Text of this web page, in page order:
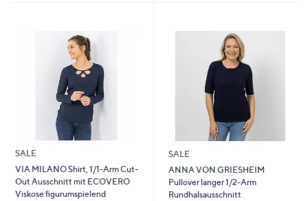
SALE
VIA MILANO Shirt, 1/1-Arm Cut-
Out Ausschnitt mit ECOVERO
Viskose figurumspielend
SALE
ANNA VON GRIESHEIM
Pullover langer 1/2-Arm
Rundhalsausschnitt